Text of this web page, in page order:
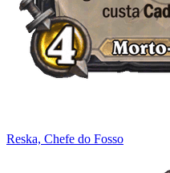
Reska, Chefe do Fosso